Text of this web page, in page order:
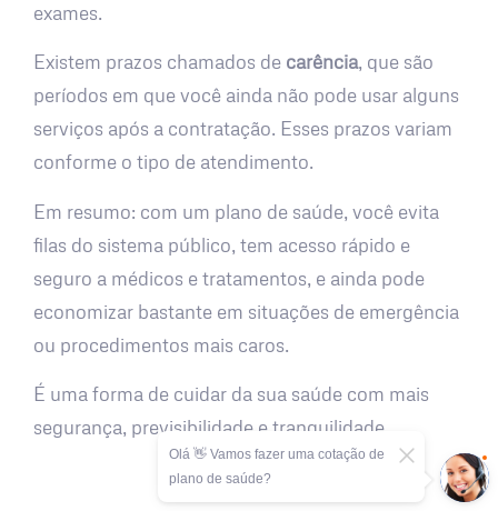
exames.
Existem prazos chamados de carência, que são
períodos em que você ainda não pode usar alguns
serviços após a contratação. Esses prazos variam
conforme o tipo de atendimento.
Em resumo: com um plano de saúde, você evita
filas do sistema público, tem acesso rápido e
seguro a médicos e tratamentos, e ainda pode
economizar bastante em situações de emergência
ou procedimentos mais caros.
É uma forma de cuidar da sua saúde com mais
segurança, previsibilidade e tranquilidade.
Olá 👋 Vamos fazer uma cotação de
plano de saúde?